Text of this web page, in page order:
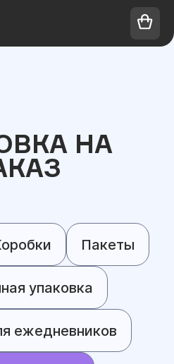
НА
Пакеты
упаковка
ежедневников